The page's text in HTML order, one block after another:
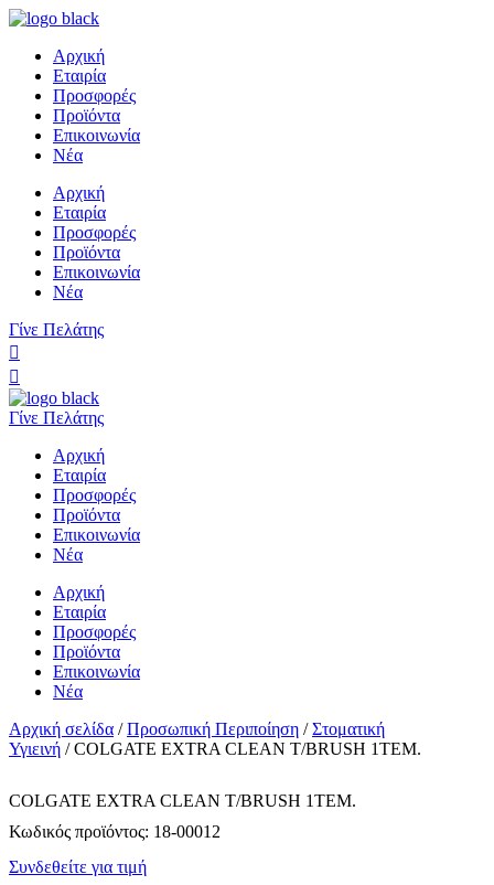
Αρχική
Εταιρία
Προσφορές
Προϊόντα
Επικοινωνία
Νέα
Αρχική
Εταιρία
Προσφορές
Προϊόντα
Επικοινωνία
Νέα
Γίνε Πελάτης
Γίνε Πελάτης
Αρχική
Εταιρία
Προσφορές
Προϊόντα
Επικοινωνία
Νέα
Αρχική
Εταιρία
Προσφορές
Προϊόντα
Επικοινωνία
Νέα
Αρχική σελίδα /Προσωπική Περιποίηση /Στοματική
Υγιεινή / COLGATE EXTRA CLEAN T/BRUSH 1ΤΕΜ.
COLGATE EXTRA CLEAN T/BRUSH 1ΤΕΜ.
Κωδικός προϊόντος: 18-00012
Συνδεθείτε για τιμή